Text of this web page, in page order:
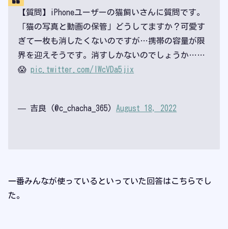
【質問】iPhoneユーザーの猫飼いさんに質問です。
「猫の写真と動画の保管」どうしてますか？可愛す
ぎて一枚も消したくないのですが…携帯の容量が限
界を迎えそうです。消すしかないのでしょうか……
😱pic.twitter.com/IWcVDa5jix
— 吉良 (@c_chacha_365) August 18, 2022
一番みんなが使っているといっていた回答はこちらでし
た。